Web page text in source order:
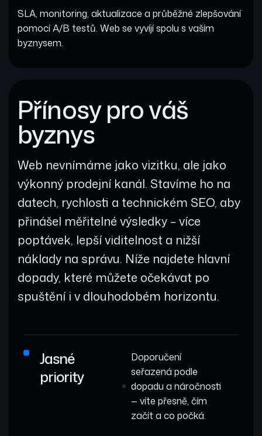
SLA, monitoring, aktualizace a průběžné zlepšování
pomocí A/B testů. Web se vyvíjí spolu s vaším
byznysem.
Přínosy pro váš
byznys
Web nevnímáme jako vizitku, ale jako
výkonný prodejní kanál. Stavíme ho na
datech, rychlosti a technickém SEO, aby
přinášel měřitelné výsledky – více
poptávek, lepší viditelnost a nižší
náklady na správu. Níže najdete hlavní
dopady, které můžete očekávat po
spuštění i v dlouhodobém horizontu.
Jasné
priority
Doporučení
seřazená podle
dopadu a náročnosti
— víte přesně, čím
začít a co počká.